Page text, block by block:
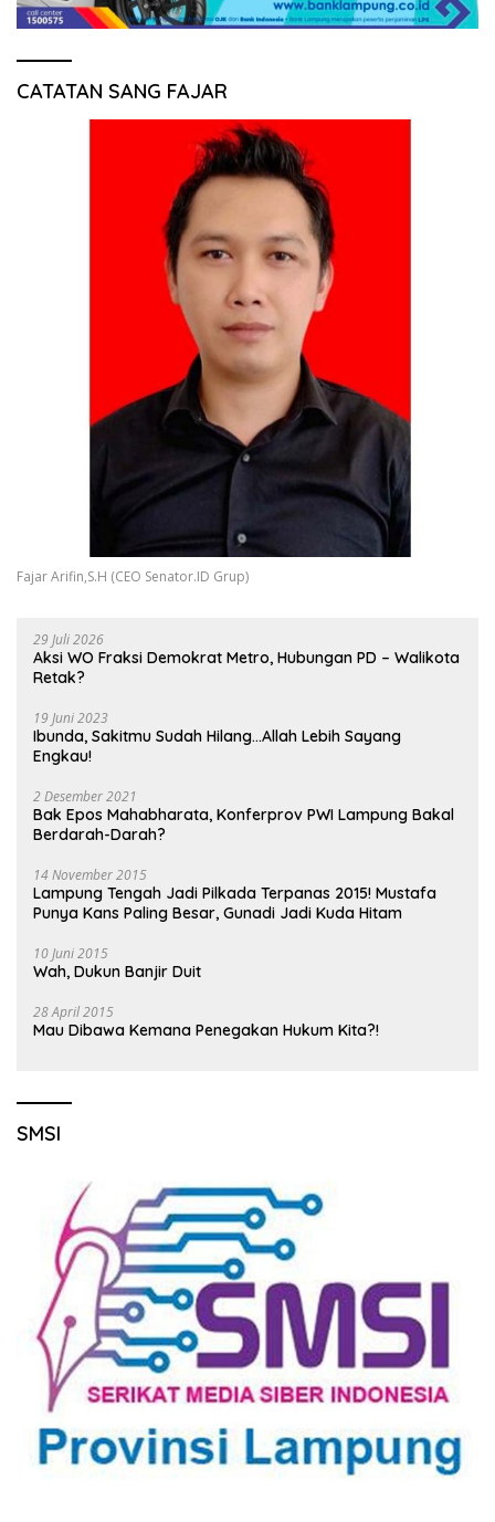
CATATAN SANG FAJAR
Fajar Arifin,S.H (CEO Senator.ID Grup)
29 Juli 2026
Aksi WO Fraksi Demokrat Metro, Hubungan PD – Walikota
Retak?
19 Juni 2023
Ibunda, Sakitmu Sudah Hilang…Allah Lebih Sayang
Engkau!
2 Desember 2021
Bak Epos Mahabharata, Konferprov PWI Lampung Bakal
Berdarah-Darah?
14 November 2015
Lampung Tengah Jadi Pilkada Terpanas 2015! Mustafa
Punya Kans Paling Besar, Gunadi Jadi Kuda Hitam
10 Juni 2015
Wah, Dukun Banjir Duit
28 April 2015
Mau Dibawa Kemana Penegakan Hukum Kita?!
SMSI